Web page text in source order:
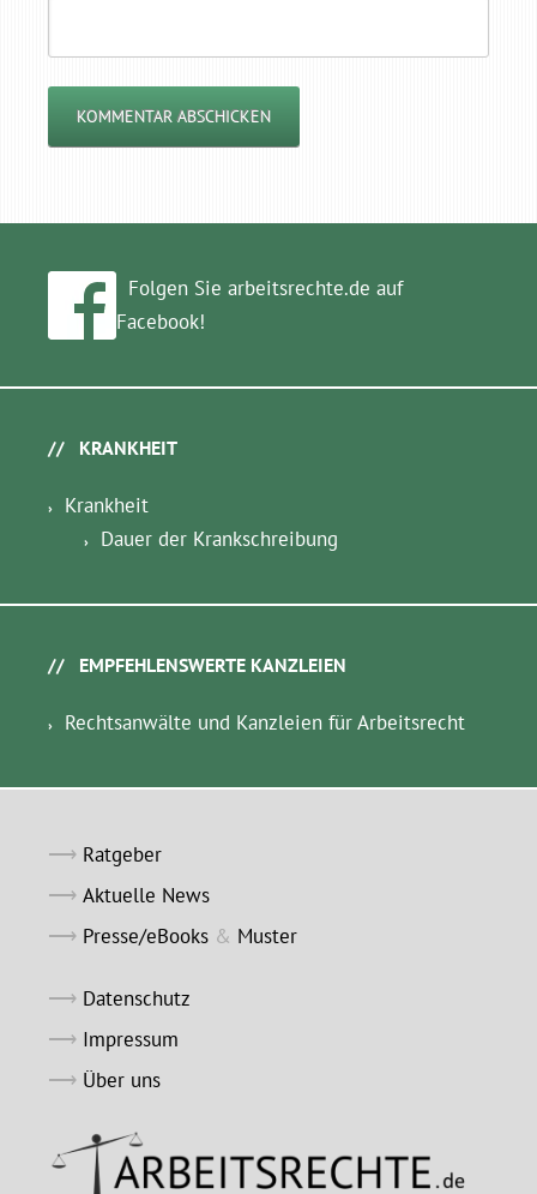
Folgen Sie arbeitsrechte.de auf
Facebook!
KRANKHEIT
Krankheit
Dauer der Krankschreibung
EMPFEHLENSWERTE KANZLEIEN
Rechtsanwälte und Kanzleien für Arbeitsrecht
Ratgeber
Aktuelle News
Presse/eBooks & Muster
Datenschutz
Impressum
Über uns